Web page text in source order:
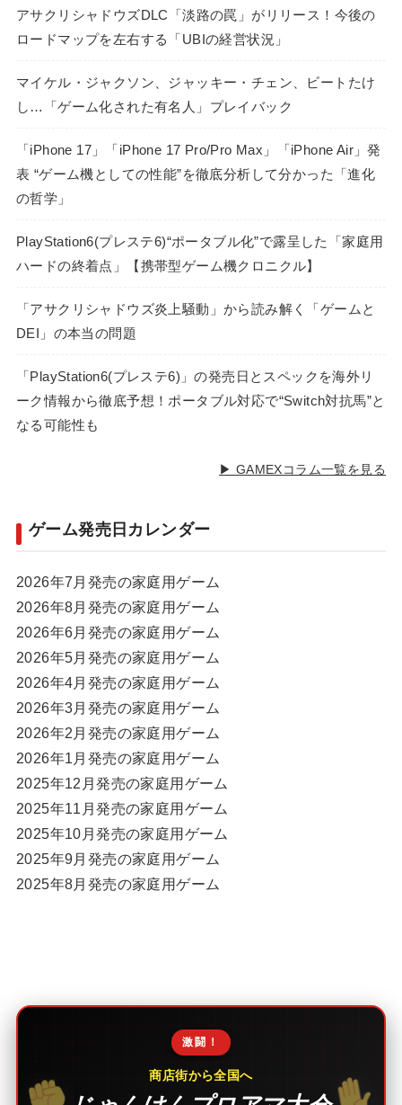
アサクリシャドウズDLC「淡路の罠」がリリース！今後の
ロードマップを左右する「UBIの経営状況」
マイケル・ジャクソン、ジャッキー・チェン、ビートたけ
し…「ゲーム化された有名人」プレイバック
「iPhone 17」「iPhone 17 Pro/Pro Max」「iPhone Air」発
表 “ゲーム機としての性能”を徹底分析して分かった「進化
の哲学」
PlayStation6(プレステ6)“ポータブル化”で露呈した「家庭用
ハードの終着点」【携帯型ゲーム機クロニクル】
「アサクリシャドウズ炎上騒動」から読み解く「ゲームと
DEI」の本当の問題
「PlayStation6(プレステ6)」の発売日とスペックを海外リ
ーク情報から徹底予想！ポータブル対応で“Switch対抗馬”と
なる可能性も
▶ GAMEXコラム一覧を見る
ゲーム発売日カレンダー
2026年7月発売の家庭用ゲーム
2026年8月発売の家庭用ゲーム
2026年6月発売の家庭用ゲーム
2026年5月発売の家庭用ゲーム
2026年4月発売の家庭用ゲーム
2026年3月発売の家庭用ゲーム
2026年2月発売の家庭用ゲーム
2026年1月発売の家庭用ゲーム
2025年12月発売の家庭用ゲーム
2025年11月発売の家庭用ゲーム
2025年10月発売の家庭用ゲーム
2025年9月発売の家庭用ゲーム
2025年8月発売の家庭用ゲーム
激闘！
商店街から全国へ